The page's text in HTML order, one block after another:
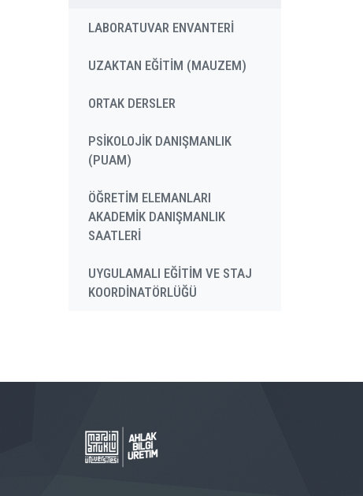
LABORATUVAR ENVANTERİ
UZAKTAN EĞİTİM (MAUZEM)
ORTAK DERSLER
PSİKOLOJİK DANIŞMANLIK
(PUAM)
ÖĞRETİM ELEMANLARI
AKADEMİK DANIŞMANLIK
SAATLERİ
UYGULAMALI EĞİTİM VE STAJ
KOORDİNATÖRLÜĞÜ